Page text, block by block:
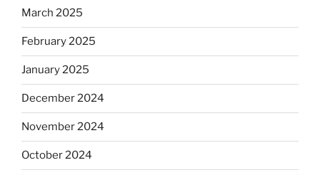
March 2025
February 2025
January 2025
December 2024
November 2024
October 2024